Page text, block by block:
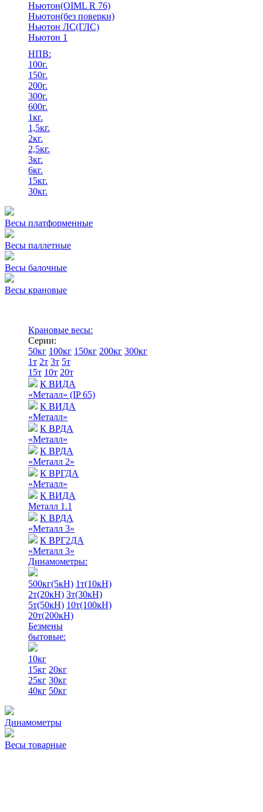
Ньютон(OIML R 76)
Ньютон(без поверки)
Ньютон ЛС(ГЛС)
Ньютон 1
НПВ:
100г.
150г.
200г.
300г.
600г.
1кг.
1,5кг.
2кг.
2,5кг.
3кг.
6кг.
15кг.
30кг.
Весы платформенные
Весы паллетные
Весы балочные
Весы крановые
Крановые весы:
Серии:
50кг 100кг 150кг 200кг 300кг
1т 2т 3т 5т
15т 10т 20т
К ВИДА
«Металл» (IP 65)
К ВИДА
«Металл»
К ВРДА
«Металл»
К ВРДА
«Металл 2»
К ВРГДА
«Металл»
К ВИДА
Металл 1.1
К ВРДА
«Металл 3»
К ВРГ2ДА
«Металл 3»
Динамометры:
500кг(5кН) 1т(10кН)
2т(20кН) 3т(30кН)
5т(50кН) 10т(100кН)
20т(200кН)
Безмены
бытовые:
10кг
15кг 20кг
25кг 30кг
40кг 50кг
Динамометры
Весы товарные